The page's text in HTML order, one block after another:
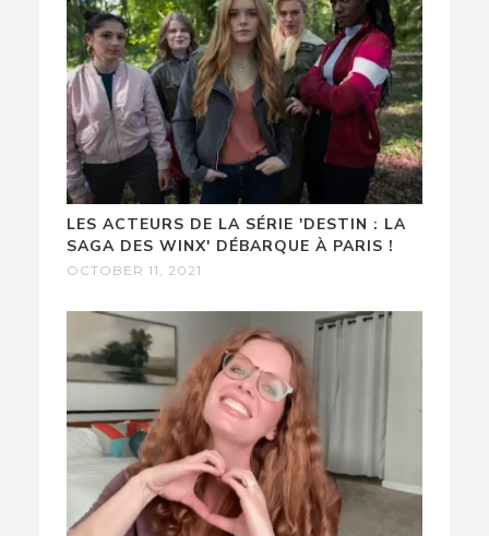
LES ACTEURS DE LA SÉRIE 'DESTIN : LA
SAGA DES WINX' DÉBARQUE À PARIS !
OCTOBER 11, 2021